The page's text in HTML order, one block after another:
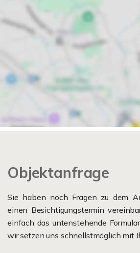
Objektanfrage
Sie haben noch Fragen zu dem
einen Besichtigungstermin
einfach das untenstehende
wir setzen uns schnellstmöglich mit